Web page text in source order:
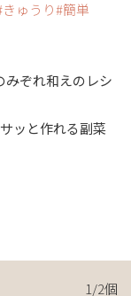
きゅうり 簡単
みぞれ和えのレシ
ッと作れる副菜
1/2個